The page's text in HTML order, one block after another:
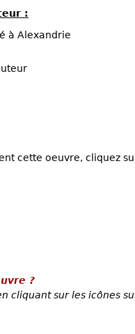
:
à Alexandrie
cette oeuvre, cliquez
?
cliquant sur les icônes